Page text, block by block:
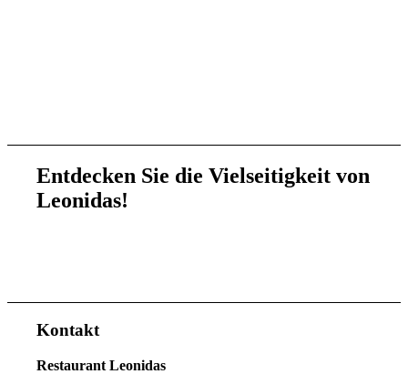
Entdecken Sie die Vielseitigkeit von
Leonidas!
Kontakt
Restaurant Leonidas